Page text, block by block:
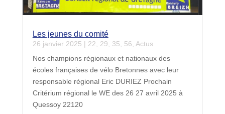
Les jeunes du comité
26 janvier 2025 | 22, 29, 35, 56, Actus
Nos champions régionaux et nationaux des
écoles françaises de vélo Bretonnes avec leur
responsable régional Eric DURIEZ Prochain
Critérium régional le WE des 26 27 avril 2025 à
Quessoy 22120